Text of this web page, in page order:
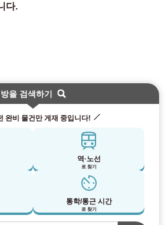
다.
방을 검색하기
완비 물건만 게재 중입니다!
역·노선
로 찾기
통학/통근 시간
로 찾기